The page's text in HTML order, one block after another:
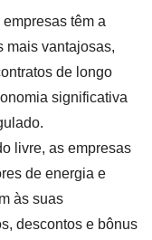
empresas têm a
mais vantajosas,
de longo
significativa
livre, as empresas
de energia e
às suas
descontos e bônus